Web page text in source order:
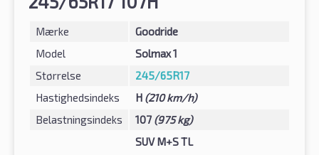
Mærke
Goodride
Model
Solmax 1
Størrelse
245/65R17
Hastighedsindeks
H (210 km/h)
Belastningsindeks
107 (975 kg)
SUV M+S TL